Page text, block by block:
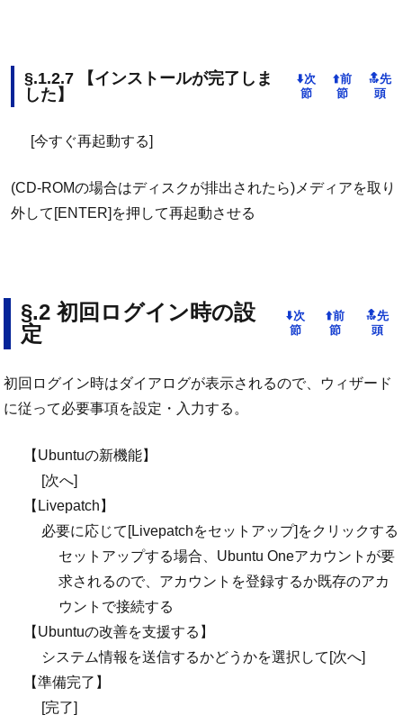
【インストールが完了しま
した】
[今すぐ再起動する]
(CD-ROMの場合はディスクが排出されたら)メディアを取り
外して[ENTER]を押して再起動させる
初回ログイン時の設
定
初回ログイン時はダイアログが表示されるので、ウィザード
に従って必要事項を設定・入力する。
【Ubuntuの新機能】
[次へ]
【Livepatch】
必要に応じて[Livepatchをセットアップ]をクリックする
セットアップする場合、Ubuntu Oneアカウントが要
求されるので、アカウントを登録するか既存のアカ
ウントで接続する
【Ubuntuの改善を支援する】
システム情報を送信するかどうかを選択して[次へ]
【準備完了】
[完了]